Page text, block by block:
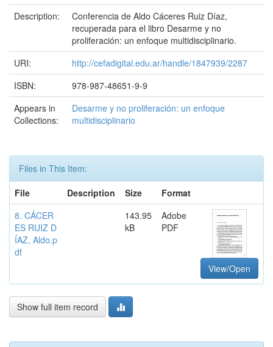
Description:
Conferencia de Aldo Cáceres Ruiz Díaz,
recuperada para el libro Desarme y no
proliferación: un enfoque multidisciplinario.
URI:
http://cefadigital.edu.ar/handle/1847939/2287
ISBN:
978-987-48651-9-9
Appears in
Collections:
Desarme y no proliferación: un enfoque
multidisciplinario
Files in This Item:
File
Description Size
Format
8. CÁCER
ES RUIZ D
ÍAZ, Aldo.p
df
143.95
kB
Adobe
PDF
View/Open
Show full item record